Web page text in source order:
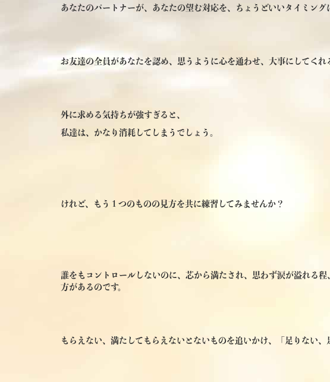
あなたのパートナーが、あなたの望む対応を、ちょうどいいタイミング
お友達の全員があなたを認め、思うように心を通わせ、大事にしてくれ
外に求める気持ちが強すぎると、
私達は、かなり消耗してしまうでしょう。
けれど、もう１つのものの見方を共に練習してみませんか？
誰をもコントロールしないのに、芯から満たされ、思わず涙が溢れる
方があるのです。
もらえない、満たしてもらえないとないものを追いかけ、「足りない、